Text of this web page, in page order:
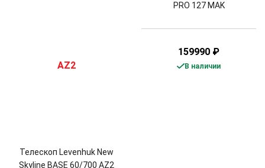
Телескоп Levenhuk New
Skyline BASE 60/700 AZ2
PRO 127 MAK
159990 ₽
В наличии